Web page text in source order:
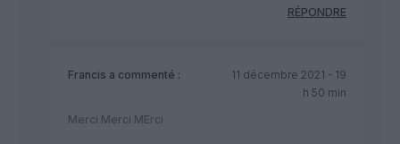
RÉPONDRE
Francis a commenté :
11 décembre 2021 - 19
h 50 min
Merci Merci MErci